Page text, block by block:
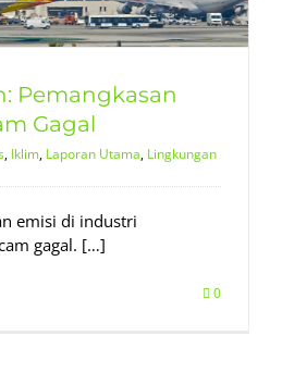
Pemangkasan
Gagal
, Iklim, Laporan Utama, Lingkungan
emisi di industri
gagal. […]
0